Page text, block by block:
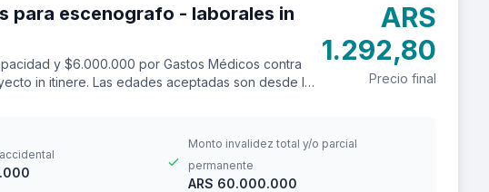
- laborales in
y $6.000.000 por Gastos Médicos contra
in itinere. Las edades aceptadas son desde los
ARS
1.292,80
Precio final
Monto invalidez total y/o parcial
permanente
ARS 60.000.000